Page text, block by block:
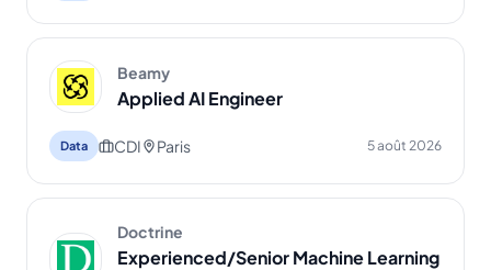
Beamy
Applied AI Engineer
Data CDI Paris 5 août 2026
Doctrine
Experienced/Senior Machine Learning